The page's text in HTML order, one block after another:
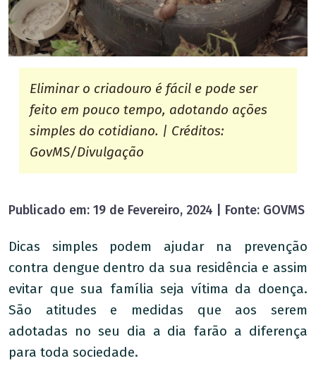
Eliminar o criadouro é fácil e pode ser
feito em pouco tempo, adotando ações
simples do cotidiano. | Créditos:
GovMS/Divulgação
Publicado em: 19 de Fevereiro, 2024 | Fonte: GOVMS
Dicas simples podem ajudar na prevenção
contra dengue dentro da sua residência e assim
evitar que sua família seja vítima da doença.
São atitudes e medidas que aos serem
adotadas no seu dia a dia farão a diferença
para toda sociedade.